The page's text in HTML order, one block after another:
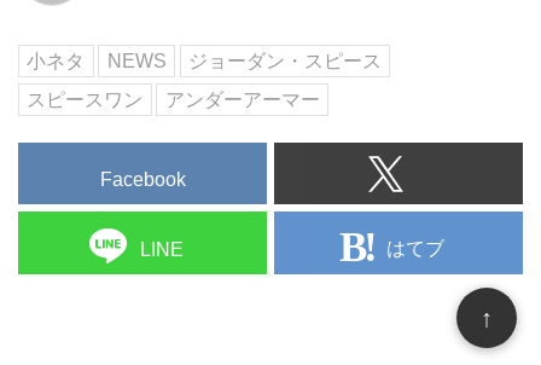
小ネタ NEWS
ジョーダン・スピース
スピースワン
アンダーアーマー
Facebook
LINE はてブ
↑